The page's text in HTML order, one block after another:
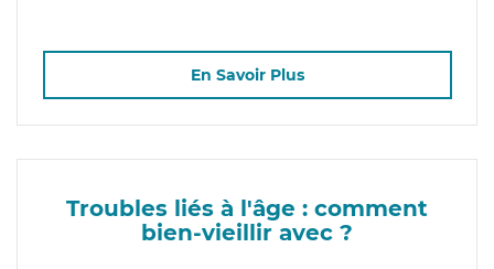
En Savoir Plus
Troubles liés à l'âge : comment
bien-vieillir avec ?